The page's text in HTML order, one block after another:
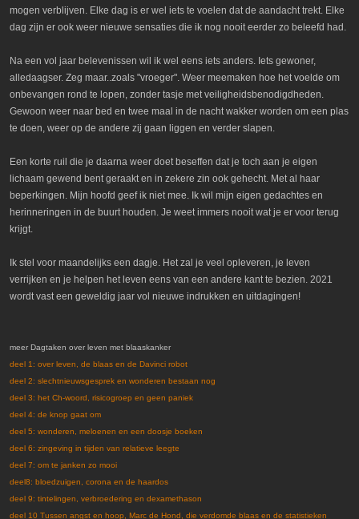
mogen verblijven. Elke dag is er wel iets te voelen dat de aandacht trekt. Elke
dag zijn er ook weer nieuwe sensaties die ik nog nooit eerder zo beleefd had.
Na een vol jaar belevenissen wil ik wel eens iets anders. Iets gewoner,
alledaagser. Zeg maar..zoals "vroeger". Weer meemaken hoe het voelde om
onbevangen rond te lopen, zonder tasje met veiligheidsbenodigdheden.
Gewoon weer naar bed en twee maal in de nacht wakker worden om een plas
te doen, weer op de andere zij gaan liggen en verder slapen.
Een korte ruil die je daarna weer doet beseffen dat je toch aan je eigen
lichaam gewend bent geraakt en in zekere zin ook gehecht. Met al haar
beperkingen. Mijn hoofd geef ik niet mee. Ik wil mijn eigen gedachtes en
herinneringen in de buurt houden. Je weet immers nooit wat je er voor terug
krijgt.
Ik stel voor maandelijks een dagje. Het zal je veel opleveren, je leven
verrijken en je helpen het leven eens van een andere kant te bezien. 2021
wordt vast een geweldig jaar vol nieuwe indrukken en uitdagingen!
meer Dagtaken over leven met blaaskanker
deel 1: over leven, de blaas en de Davinci robot
deel 2: slechtnieuwsgesprek en wonderen bestaan nog
deel 3: het Ch-woord, risicogroep en geen paniek
deel 4: de knop gaat om
deel 5: wonderen, meloenen en een doosje boeken
deel 6: zingeving in tijden van relatieve leegte
deel 7: om te janken zo mooi
deel8: bloedzuigen, corona en de haardos
deel 9: tintelingen, verbroedering en dexamethason
deel 10 Tussen angst en hoop, Marc de Hond, die verdomde blaas en de statistieken